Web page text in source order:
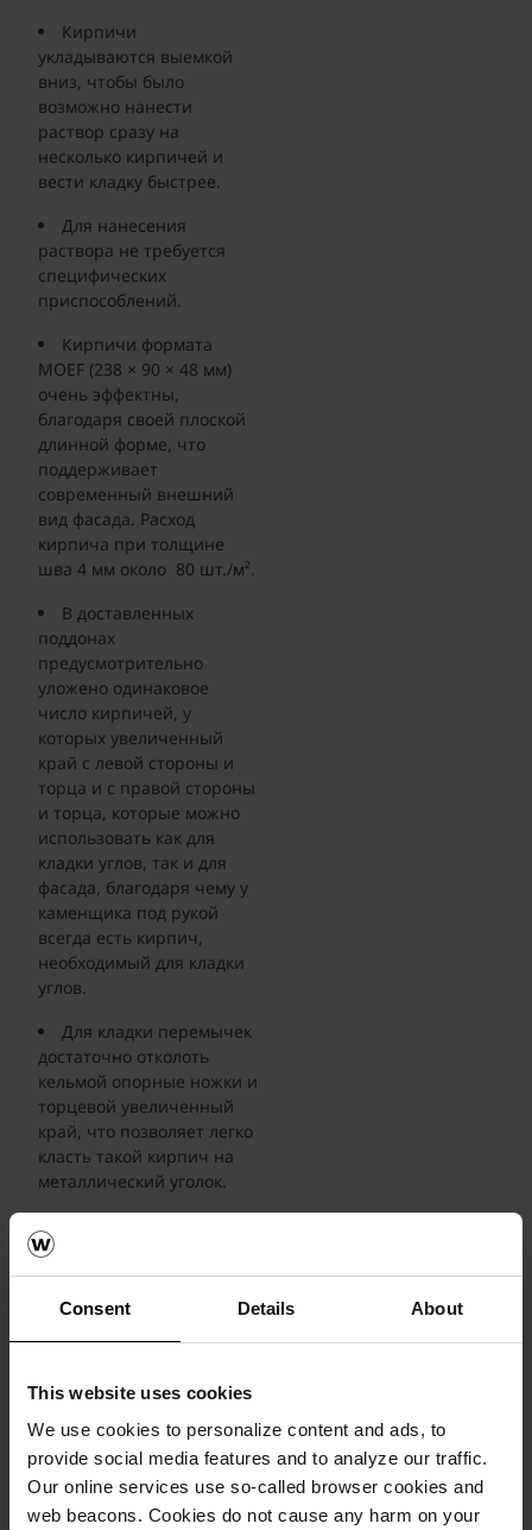
Consent Details About
This website uses cookies
We use cookies to personalize content and ads, to
provide social media features and to analyze our traffic.
Our online services use so-called browser cookies and
web beacons. Cookies do not cause any harm on your
Кирпичи
укладываются выемкой
вниз, чтобы было
возможно нанести
раствор сразу на
несколько кирпичей и
вести кладку быстрее.
Для нанесения
раствора не требуется
специфических
приспособлений.
Кирпичи формата
MOEF (238 × 90 × 48 мм)
очень эффектны,
благодаря своей плоской
длинной форме, что
поддерживает
современный внешний
вид фасада. Расход
кирпича при толщине
шва 4 мм около 80 шт./м².
В доставленных
поддонах
предусмотрительно
уложено одинаковое
число кирпичей, у
которых увеличенный
край с левой стороны и
торца и с правой стороны
и торца, которые можно
использовать как для
кладки углов, так и для
фасада, благодаря чему у
каменщика под рукой
всегда есть кирпич,
необходимый для кладки
углов.
Для кладки перемычек
достаточно отколоть
кельмой опорные ножки и
торцевой увеличенный
край, что позволяет легко
класть такой кирпич на
металлический уголок.
позволяют создать фасад
с тонкими швами, вынося
на первый план